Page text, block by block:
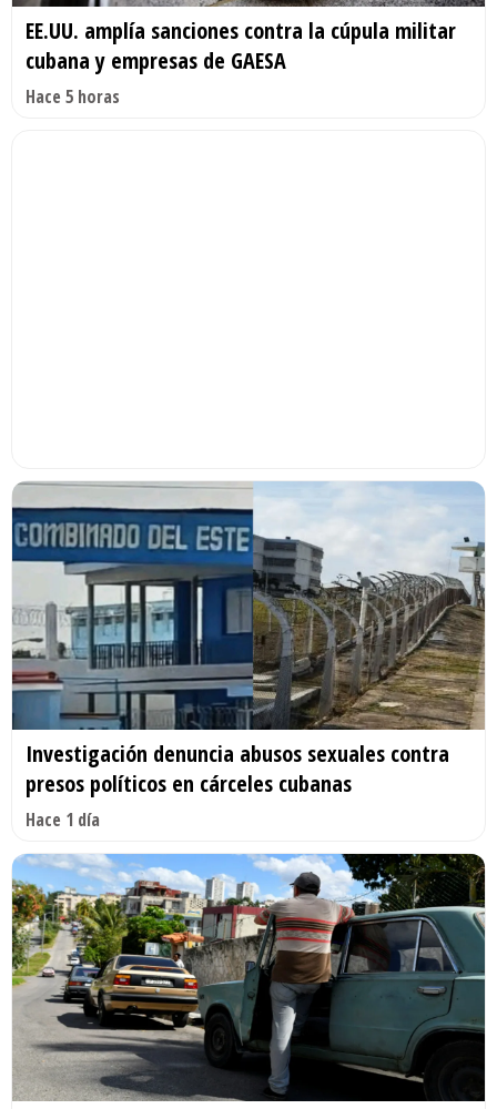
EE.UU. amplía sanciones contra la cúpula militar
cubana y empresas de GAESA
Hace 5 horas
Investigación denuncia abusos sexuales contra
presos políticos en cárceles cubanas
Hace 1 día